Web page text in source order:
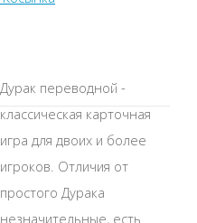
Дурак переводной -
классическая карточная
игра для двоих и более
игроков. Отличия от
простого Дурака
незначительные, есть